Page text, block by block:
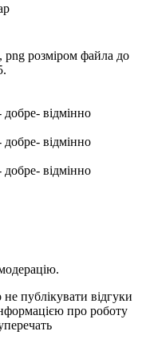
розміром файла до
добре- відмінно
добре- відмінно
добре- відмінно
публікувати відгуки
про роботу